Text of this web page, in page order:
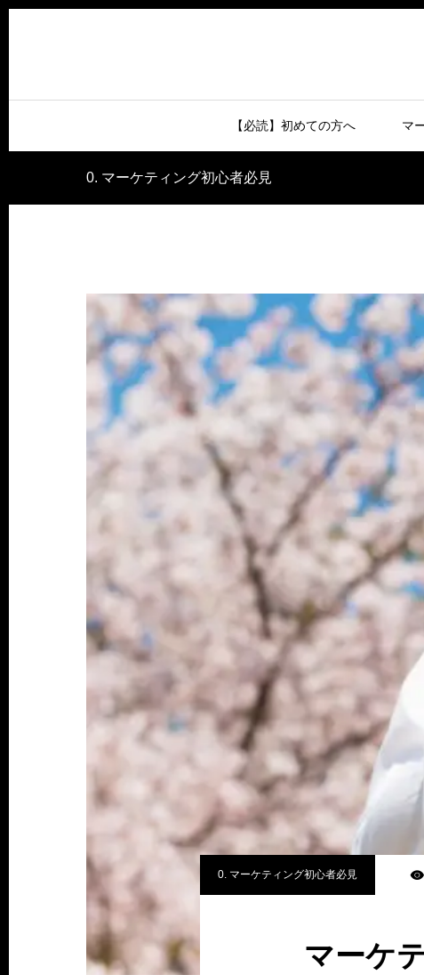
【必読】初めての方へ マ
0. マーケティング初心者必見
0. マーケティング初心者必見
マーケ